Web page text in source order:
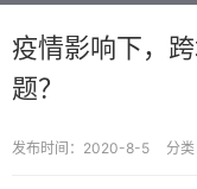
疫情影响下，
题？
发布时间：2020-8-5 分类